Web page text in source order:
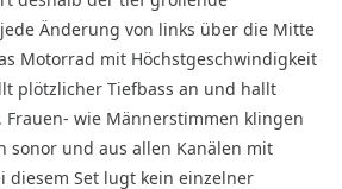
Änderung von links über die Mitte
Motorrad mit Höchstgeschwindigkeit
plötzlicher Tiefbass an und hallt
wie Männerstimmen klingen
sonor und aus allen Kanälen mit
diesem Set lugt kein einzelner